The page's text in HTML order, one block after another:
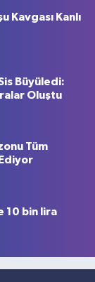
Kavgası Kanlı
Büyüledi:
Oluştu
Tüm
10 bin lira